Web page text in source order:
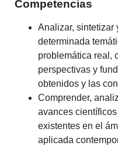
Competencias
Analizar, sintetizar
determinada
problemática real,
perspectivas y
obtenidos y las
Comprender,
avances
existentes en el
aplicada